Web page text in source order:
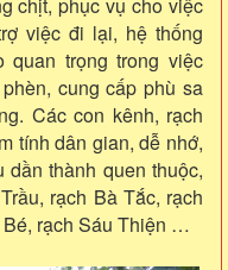
chịt, phục vụ cho việc
việc đi lại, hệ thống
quan trọng trong việc
cung cấp phù sa
Các con kênh, rạch
tính dân gian, dễ nhớ,
thành quen thuộc,
rạch Bà Tắc, rạch
rạch Sáu Thiện …